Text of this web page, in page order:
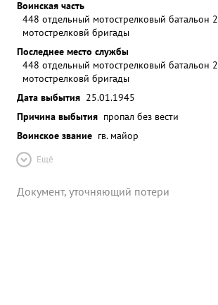
Воинская часть
448 отдельный мотострелковый батальон 2
мотострелковй бригады
Последнее место службы
448 отдельный мотострелковый батальон 2
мотострелковй бригады
Дата выбытия 25.01.1945
Причина выбытия пропал без вести
Воинское звание гв. майор
Ещё
Документ, уточняющий потери